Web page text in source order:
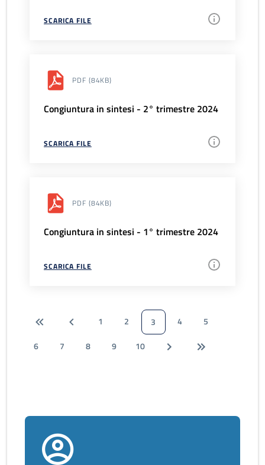
SCARICA FILE
PDF (84KB)
Congiuntura in sintesi - 2° trimestre 2024
SCARICA FILE
PDF (84KB)
Congiuntura in sintesi - 1° trimestre 2024
SCARICA FILE
1 2 3 4
5
6
7 8 9 10